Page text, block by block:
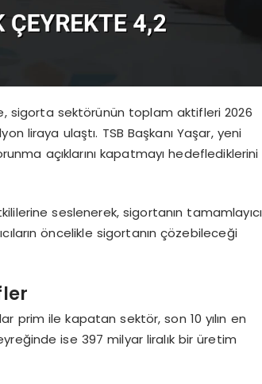
sigorta sektörünün toplam aktifleri 2026
liraya ulaştı. TSB Başkanı Yaşar, yeni
açıklarını kapatmayı hedeflediklerini
seslenerek, sigortanın tamamlayıcı
öncelikle sigortanın çözebileceği
prim ile kapatan sektör, son 10 yılın en
ise 397 milyar liralık bir üretim